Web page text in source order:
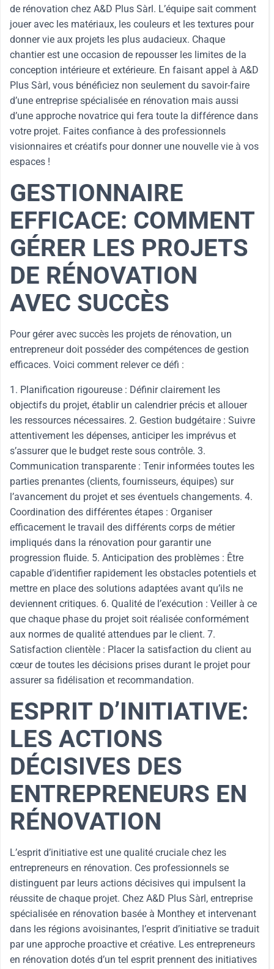
de rénovation chez A&D Plus Sàrl. L’équipe sait comment
jouer avec les matériaux, les couleurs et les textures pour
donner vie aux projets les plus audacieux. Chaque
chantier est une occasion de repousser les limites de la
conception intérieure et extérieure. En faisant appel à A&D
Plus Sàrl, vous bénéficiez non seulement du savoir-faire
d’une entreprise spécialisée en rénovation mais aussi
d’une approche novatrice qui fera toute la différence dans
votre projet. Faites confiance à des professionnels
visionnaires et créatifs pour donner une nouvelle vie à vos
espaces !
GESTIONNAIRE
EFFICACE: COMMENT
GÉRER LES PROJETS
DE RÉNOVATION
AVEC SUCCÈS
Pour gérer avec succès les projets de rénovation, un
entrepreneur doit posséder des compétences de gestion
efficaces. Voici comment relever ce défi :
1. Planification rigoureuse : Définir clairement les
objectifs du projet, établir un calendrier précis et allouer
les ressources nécessaires. 2. Gestion budgétaire : Suivre
attentivement les dépenses, anticiper les imprévus et
s’assurer que le budget reste sous contrôle. 3.
Communication transparente : Tenir informées toutes les
parties prenantes (clients, fournisseurs, équipes) sur
l’avancement du projet et ses éventuels changements. 4.
Coordination des différentes étapes : Organiser
efficacement le travail des différents corps de métier
impliqués dans la rénovation pour garantir une
progression fluide. 5. Anticipation des problèmes : Être
capable d’identifier rapidement les obstacles potentiels et
mettre en place des solutions adaptées avant qu’ils ne
deviennent critiques. 6. Qualité de l’exécution : Veiller à ce
que chaque phase du projet soit réalisée conformément
aux normes de qualité attendues par le client. 7.
Satisfaction clientèle : Placer la satisfaction du client au
cœur de toutes les décisions prises durant le projet pour
assurer sa fidélisation et recommandation.
ESPRIT D’INITIATIVE:
LES ACTIONS
DÉCISIVES DES
ENTREPRENEURS EN
RÉNOVATION
L’esprit d’initiative est une qualité cruciale chez les
entrepreneurs en rénovation. Ces professionnels se
distinguent par leurs actions décisives qui impulsent la
réussite de chaque projet. Chez A&D Plus Sàrl, entreprise
spécialisée en rénovation basée à Monthey et intervenant
dans les régions avoisinantes, l’esprit d’initiative se traduit
par une approche proactive et créative. Les entrepreneurs
en rénovation dotés d’un tel esprit prennent des initiatives